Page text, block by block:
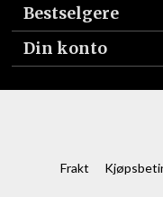
Bestselgere
Din konto
Frakt